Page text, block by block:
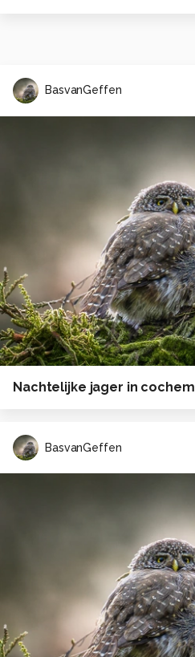
BasvanGeffen
Nachtelijke jager in cochem
BasvanGeffen